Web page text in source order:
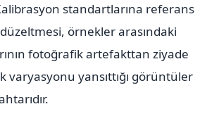
standartlarına referans
örnekler arasındaki
fotoğrafik artefakttan ziyade
varyasyonu yansıttığı görüntüler